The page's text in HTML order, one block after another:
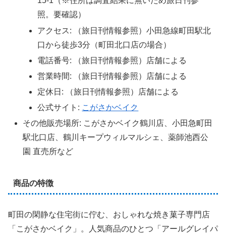
照。要確認）
アクセス: （旅日刊情報参照）小田急線町田駅北
口から徒歩3分（町田北口店の場合）
電話番号: （旅日刊情報参照）店舗による
営業時間: （旅日刊情報参照）店舗による
定休日: （旅日刊情報参照）店舗による
公式サイト: こがさかベイク
その他販売場所: こがさかベイク鶴川店、小田急町田
駅北口店、鶴川キープウィルマルシェ、薬師池西公
園 直売所など
商品の特徴
町田の閑静な住宅街に佇む、おしゃれな焼き菓子専門店
「こがさかベイク」。人気商品のひとつ「アールグレイパ